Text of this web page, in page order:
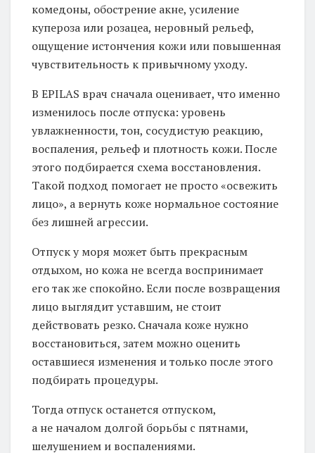
комедоны, обострение акне, усиление
купероза или розацеа, неровный рельеф,
ощущение истончения кожи или повышенная
чувствительность к привычному уходу.
В EPILAS врач сначала оценивает, что именно
изменилось после отпуска: уровень
увлажненности, тон, сосудистую реакцию,
воспаления, рельеф и плотность кожи. После
этого подбирается схема восстановления.
Такой подход помогает не просто «освежить
лицо», а вернуть коже нормальное состояние
без лишней агрессии.
Отпуск у моря может быть прекрасным
отдыхом, но кожа не всегда воспринимает
его так же спокойно. Если после возвращения
лицо выглядит уставшим, не стоит
действовать резко. Сначала коже нужно
восстановиться, затем можно оценить
оставшиеся изменения и только после этого
подбирать процедуры.
Тогда отпуск останется отпуском,
а не началом долгой борьбы с пятнами,
шелушением и воспалениями.